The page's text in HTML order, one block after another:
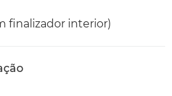
finalizador interior)